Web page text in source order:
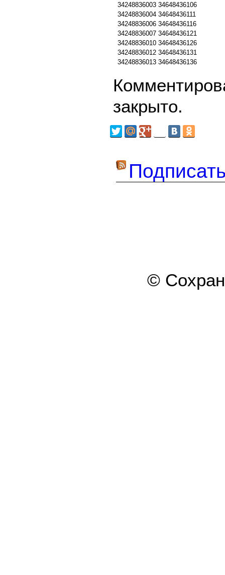
34248836003 34648436106
34248836004 34648436111
34248836006 34648436116
34248836007 34648436121
34248836010 34648436126
34248836012 34648436131
34248836013 34648436136
закрыто.
©